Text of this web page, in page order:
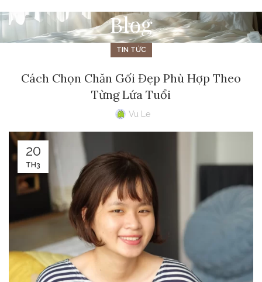
Blog
TIN TỨC
Cách Chọn Chăn Gối Đẹp Phù Hợp Theo
Từng Lứa Tuổi
Vu Le
20
TH3